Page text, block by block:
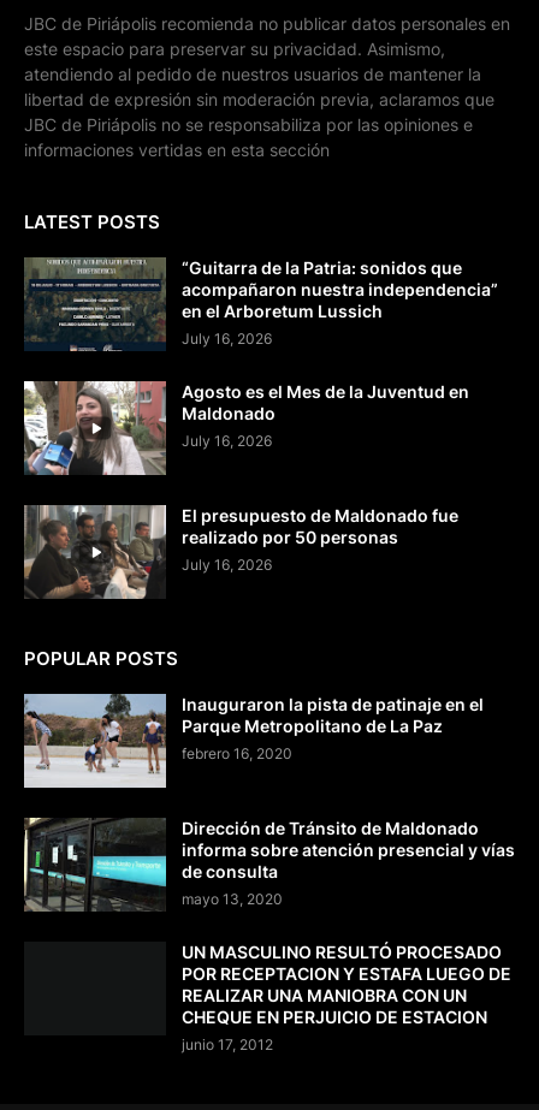
JBC de Piriápolis recomienda no publicar datos personales en
este espacio para preservar su privacidad. Asimismo,
atendiendo al pedido de nuestros usuarios de mantener la
libertad de expresión sin moderación previa, aclaramos que
JBC de Piriápolis no se responsabiliza por las opiniones e
informaciones vertidas en esta sección
LATEST POSTS
“Guitarra de la Patria: sonidos que
acompañaron nuestra independencia”
en el Arboretum Lussich
July 16, 2026
Agosto es el Mes de la Juventud en
Maldonado
July 16, 2026
El presupuesto de Maldonado fue
realizado por 50 personas
July 16, 2026
POPULAR POSTS
Inauguraron la pista de patinaje en el
Parque Metropolitano de La Paz
febrero 16, 2020
Dirección de Tránsito de Maldonado
informa sobre atención presencial y vías
de consulta
mayo 13, 2020
UN MASCULINO RESULTÓ PROCESADO
POR RECEPTACION Y ESTAFA LUEGO DE
REALIZAR UNA MANIOBRA CON UN
CHEQUE EN PERJUICIO DE ESTACION
junio 17, 2012